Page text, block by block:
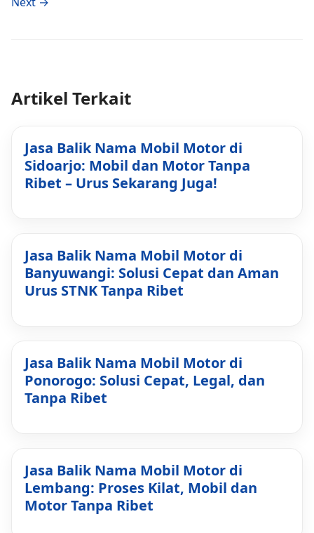
Artikel Terkait
Jasa Balik Nama Mobil Motor di
Sidoarjo: Mobil dan Motor Tanpa
Ribet – Urus Sekarang Juga!
Jasa Balik Nama Mobil Motor di
Banyuwangi: Solusi Cepat dan Aman
Urus STNK Tanpa Ribet
Jasa Balik Nama Mobil Motor di
Ponorogo: Solusi Cepat, Legal, dan
Tanpa Ribet
Jasa Balik Nama Mobil Motor di
Lembang: Proses Kilat, Mobil dan
Motor Tanpa Ribet